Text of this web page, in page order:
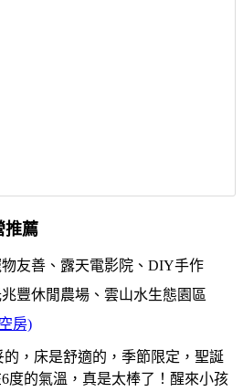
推薦
友善、露天電影院、DIY手作
豐休閒農場、雲山水生態園區
房)
的，床是舒適的，季節限定，聖誕
度的氣溫，真是太棒了！醒來小孩